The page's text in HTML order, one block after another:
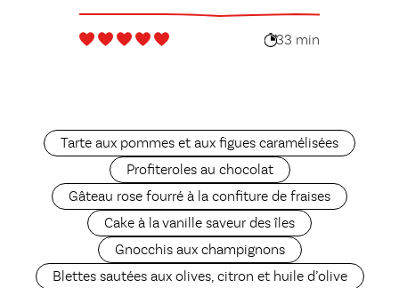
33 min
Tarte aux pommes et aux figues caramélisées
Profiteroles au chocolat
Gâteau rose fourré à la confiture de fraises
Cake à la vanille saveur des îles
Gnocchis aux champignons
Blettes sautées aux olives, citron et huile d’olive